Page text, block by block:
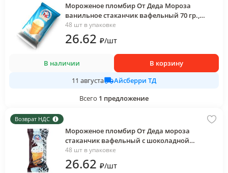
Мороженое пломбир От Деда Мороза
ванильное стаканчик вафельный 70 гр.,
флоу-пак
48 шт в упаковке
26.62 ₽/шт
В наличии
В корзину
11 августа
Айсберри ТД
Всего 1 предложение
Возврат НДС
Мороженое пломбир От Деда мороза
стаканчик вафельный с шоколадной
крошкой 70 гр., флоу-пак
48 шт в упаковке
26.62 ₽/шт